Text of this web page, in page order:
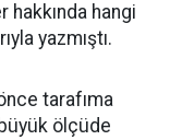
hakkında hangi
yazmıştı.
tarafıma
ölçüde